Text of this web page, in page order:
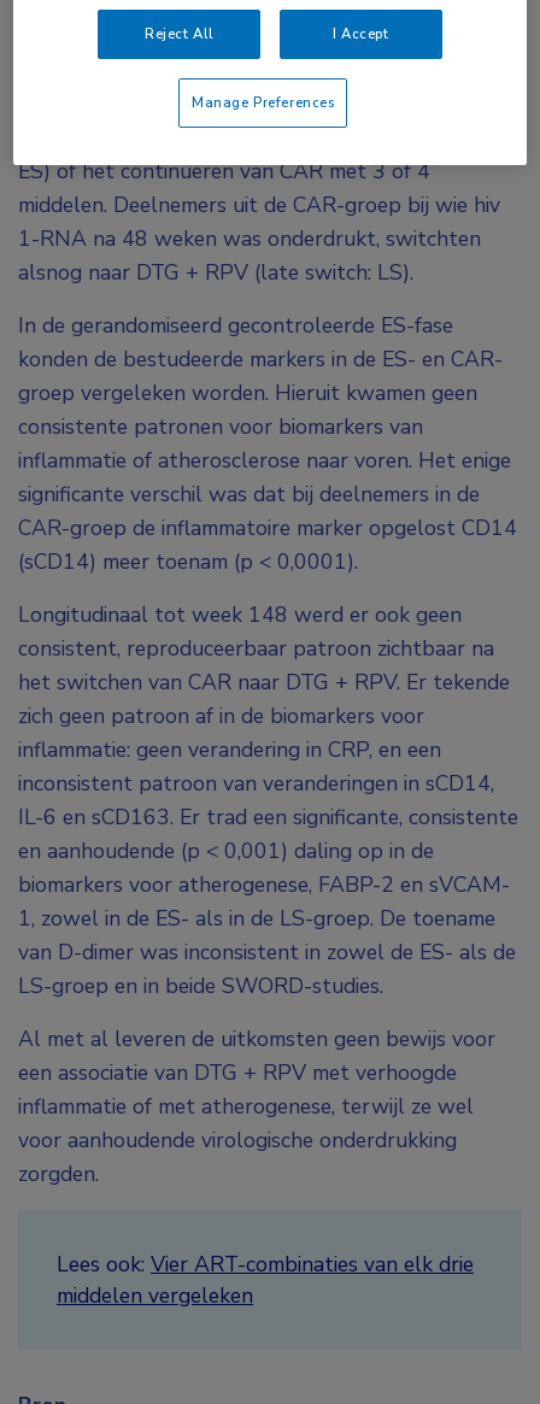
gevonden.
1024 volwassenen met onderdrukt hiv 1-RNA 1:1
gerandomiseerd naar DTG + RPV (vroege switch:
ES) of het continueren van CAR met 3 of 4
middelen. Deelnemers uit de CAR-groep bij wie hiv
1-RNA na 48 weken was onderdrukt, switchten
alsnog naar DTG + RPV (late switch: LS).
In de gerandomiseerd gecontroleerde ES-fase
konden de bestudeerde markers in de ES- en CAR-
groep vergeleken worden. Hieruit kwamen geen
consistente patronen voor biomarkers van
inflammatie of atherosclerose naar voren. Het enige
significante verschil was dat bij deelnemers in de
CAR-groep de inflammatoire marker opgelost CD14
(sCD14) meer toenam (p < 0,0001).
Longitudinaal tot week 148 werd er ook geen
consistent, reproduceerbaar patroon zichtbaar na
het switchen van CAR naar DTG + RPV. Er tekende
zich geen patroon af in de biomarkers voor
inflammatie: geen verandering in CRP, en een
inconsistent patroon van veranderingen in sCD14,
IL-6 en sCD163. Er trad een significante, consistente
en aanhoudende (p < 0,001) daling op in de
biomarkers voor atherogenese, FABP-2 en sVCAM-
1, zowel in de ES- als in de LS-groep. De toename
van D-dimer was inconsistent in zowel de ES- als de
LS-groep en in beide SWORD-studies.
Al met al leveren de uitkomsten geen bewijs voor
een associatie van DTG + RPV met verhoogde
inflammatie of met atherogenese, terwijl ze wel
voor aanhoudende virologische onderdrukking
zorgden.
Lees ook: Vier ART-combinaties van elk drie
middelen vergeleken
Reject All I Accept
Manage Preferences